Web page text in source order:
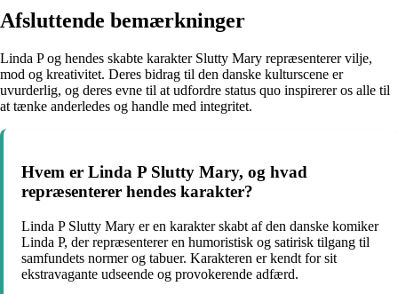
Afsluttende bemærkninger
Linda P og hendes skabte karakter Slutty Mary repræsenterer vilje,
mod og kreativitet. Deres bidrag til den danske kulturscene er
uvurderlig, og deres evne til at udfordre status quo inspirerer os alle til
at tænke anderledes og handle med integritet.
Hvem er Linda P Slutty Mary, og hvad
repræsenterer hendes karakter?
Linda P Slutty Mary er en karakter skabt af den danske komiker
Linda P, der repræsenterer en humoristisk og satirisk tilgang til
samfundets normer og tabuer. Karakteren er kendt for sit
ekstravagante udseende og provokerende adfærd.